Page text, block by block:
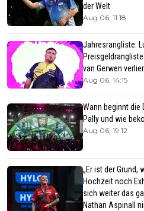
der Welt
Aug 06, 11:18
Jahresrangliste:
van Gerwen
Aug 06, 14:15
Wann beginnt die
Pally und wie
Aug 06, 19:12
„Er ist der Grund,
Hochzeit noch
sich weiter das
Nathan Aspinall